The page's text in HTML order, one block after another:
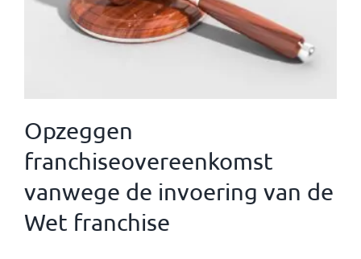
Opzeggen
franchiseovereenkomst
vanwege de invoering van de
Wet franchise